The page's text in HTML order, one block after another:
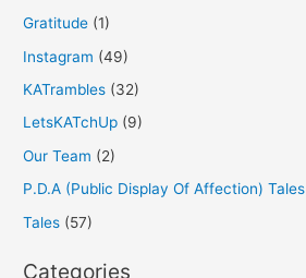
Gratitude (1)
Instagram (49)
KATrambles (32)
LetsKATchUp (9)
Our Team (2)
P.D.A (Public Display Of Affection) Tales
Tales (57)
Categories